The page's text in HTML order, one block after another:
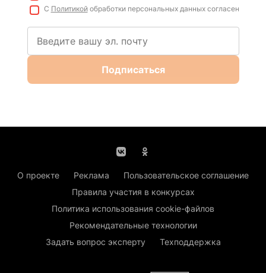
С Политикойобработки персональных данных согласен
Подписаться
О проекте Реклама
Пользовательское соглашение
Правила участия в конкурсах
Политика использования cookie-файлов
Рекомендательные технологии
Задать вопрос эксперту
Техподдержка